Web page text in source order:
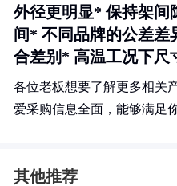
外径更明显* 保持架间
间* 不同品牌的公差差
合差别* 高温工况下尺
各位老板想要了解更多相关
爱采购信息全面，能够满足
其他推荐